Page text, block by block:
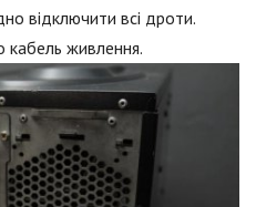
відключити всі дроти.
кабель живлення.